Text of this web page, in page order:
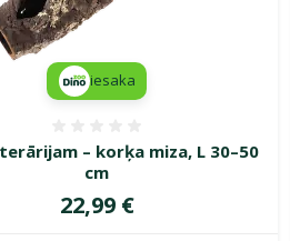
– korķa miza, L 30–50
cm
Cena
22,99 €
iesaka